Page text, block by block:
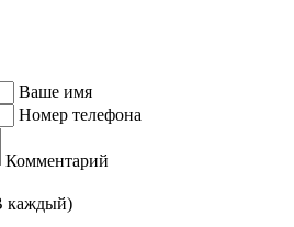
Ваше имя
Номер телефона
Комментарий
каждый)